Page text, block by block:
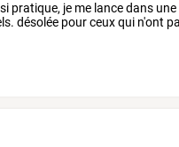
pratique, je me lance dans
désolée pour ceux qui n'ont